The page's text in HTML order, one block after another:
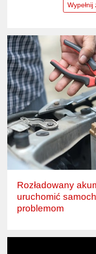
Rozładowany
uruchomić
problemom